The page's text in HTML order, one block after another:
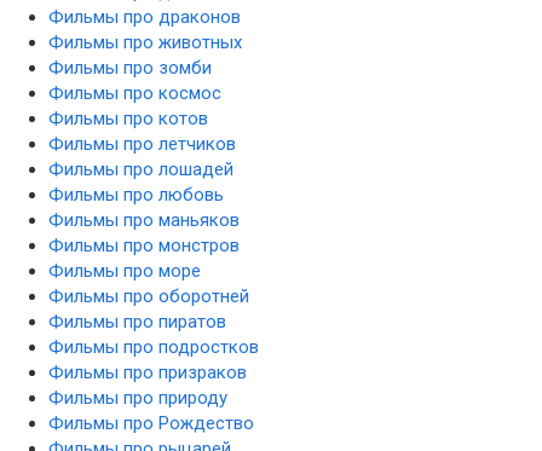
Фильмы про драконов
Фильмы про животных
Фильмы про зомби
Фильмы про космос
Фильмы про котов
Фильмы про летчиков
Фильмы про лошадей
Фильмы про любовь
Фильмы про маньяков
Фильмы про монстров
Фильмы про море
Фильмы про оборотней
Фильмы про пиратов
Фильмы про подростков
Фильмы про призраков
Фильмы про природу
Фильмы про Рождество